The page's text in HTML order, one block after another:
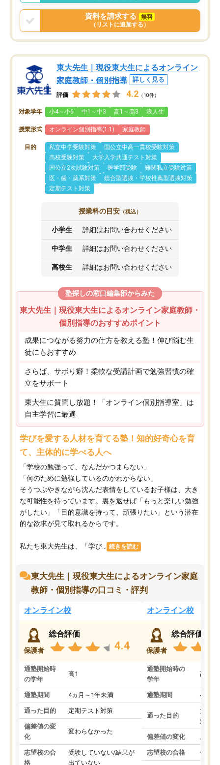
資料を請求する
無料
（リストに追加する）
東大先生｜現役東大生によるオンライン
家庭教師・個別指導
詳しく見る
評価 4.2 （10件）
対象学年 小4～小6 中1～中3 高1～高3 浪人生
授業形式 オンライン個別指導(1:1) 家庭教師
目的 私立中学受験対策
国公立中高一貫校受験対策
高校受験対策
大学入学共通テスト対策
国公立2次試験対策
医学部受験
難関私立受験対策
医・歯・薬系対策
総合型選抜・学校推薦型選抜対策
定期テスト対策
授業料の目安 （税込）
小学生 詳細はお問い合わせください
中学生 詳細はお問い合わせください
高校生 詳細はお問い合わせください
塾探しの窓口編集部からみた
東大先生｜現役東大生によるオンライン家庭教師・
個別指導のおすすめポイント
成果につながる努力の仕方を教える塾！伸び悩む生
徒にもおすすめ
さらば、サボり癖！柔軟な受講計画で勉強習慣の確
立をサポート
東大生に質問し放題！「オンライン個別指導室」は
自主学習に最適
学びを愛する人材を育てる塾！知的好奇心を育
て、主体的に学べる人へ
「学校の勉強って、なんだかつまらない」
「何のために勉強しているのかわからない」
そうつぶやきながら沈んだ表情をしているお子様は、大き
な可能性を持っています。裏を返せば「もっと楽しい勉強
がしたい」「目的意識を持って、頑張りたい」という潜在
的な欲求が見て取れるからです。
私たち東大先生は、「学び... 続きを読む
東大先生｜現役東大生によるオンライン家庭
教師・個別指導の口コミ・評判
オンライン校
保護者
総合評価
4.4
通塾開始時
の学年
高1
通塾期間 4ヵ月～1年未満
通った目的 定期テスト対策
偏差値の変
化
変わらなかった
志望校の合
格
受験していない/結果が
出ていない
オンライン校
保護者
総合評価
通塾開始時の
学年
高3
通塾期間 4ヵ月
通った目的
大学
対策
偏差値の変化
志望校の合格 合格